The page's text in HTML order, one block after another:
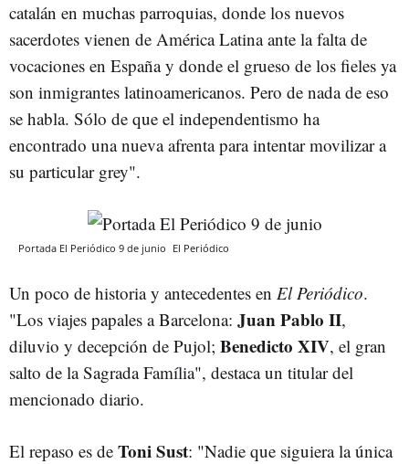
catalán en muchas parroquias, donde los nuevos
sacerdotes vienen de América Latina ante la falta de
vocaciones en España y donde el grueso de los fieles ya
son inmigrantes latinoamericanos. Pero de nada de eso
se habla. Sólo de que el independentismo ha
encontrado una nueva afrenta para intentar movilizar a
su particular grey".
Portada El Periódico 9 de junio El Periódico
Un poco de historia y antecedentes en El Periódico.
"Los viajes papales a Barcelona: Juan Pablo II,
diluvio y decepción de Pujol; Benedicto XIV, el gran
salto de la Sagrada Família", destaca un titular del
mencionado diario.
El repaso es de Toni Sust: "Nadie que siguiera la única